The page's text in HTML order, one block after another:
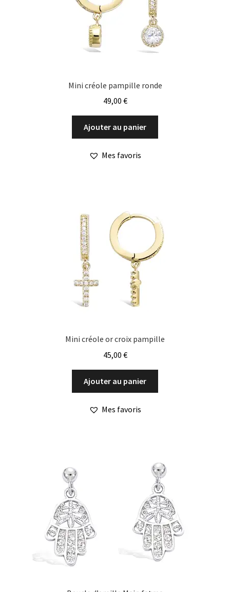
Mini créole pampille ronde
49,00 €
Ajouter au panier
Mes favoris
Mini créole or croix pampille
45,00 €
Ajouter au panier
Mes favoris